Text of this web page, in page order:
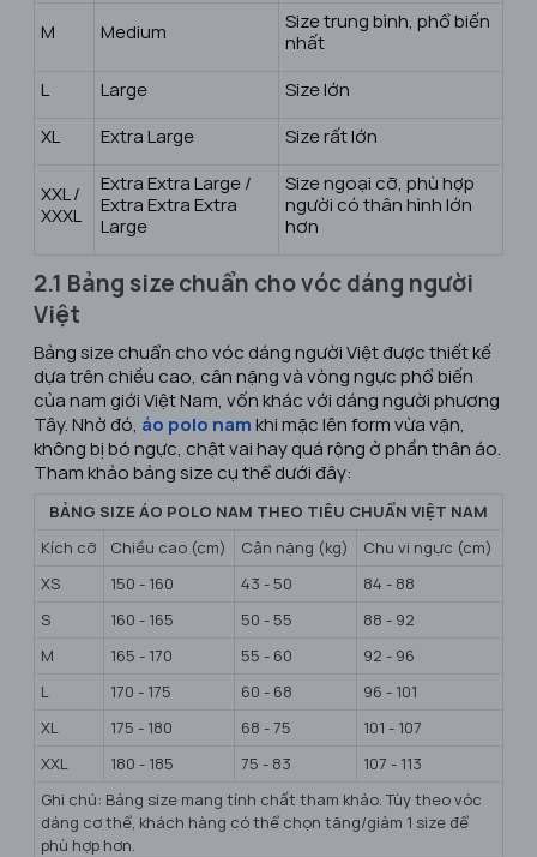
M Medium
Size trung bình, phổ biến
nhất
L
Large
Size lớn
XL
Extra Large Size rất lớn
XXL /
XXXL
Extra Extra Large /
Extra Extra Extra
Large
Size ngoại cỡ, phù hợp
người có thân hình lớn
hơn
2.1 Bảng size chuẩn cho vóc dáng người
Việt
Bảng size chuẩn cho vóc dáng người Việt được thiết kế
dựa trên chiều cao, cân nặng và vòng ngực phổ biến
của nam giới Việt Nam, vốn khác với dáng người phương
Tây. Nhờ đó, áo polo nam khi mặc lên form vừa vặn,
không bị bó ngực, chật vai hay quá rộng ở phần thân áo.
Tham khảo bảng size cụ thể dưới đây:
BẢNG SIZE ÁO POLO NAM THEO TIÊU CHUẨN VIỆT NAM
Kích cỡ
Chiều cao (cm) Cân nặng (kg)
Chu vi ngực (cm)
XS
150 - 160 43 - 50
84 - 88
S
160 - 165 50 - 55
88 - 92
M
165 - 170 55 - 60
92 - 96
L
170 - 175 60 - 68
96 - 101
XL
175 - 180 68 - 75
101 - 107
XXL
180 - 185 75 - 83
107 - 113
Ghi chú: Bảng size mang tính chất tham khảo. Tùy theo vóc
dáng cơ thể, khách hàng có thể chọn tăng/giảm 1 size để
phù hợp hơn.